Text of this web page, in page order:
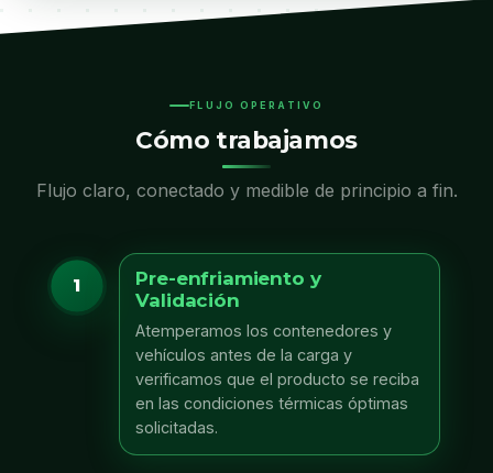
FLUJO OPERATIVO
Cómo trabajamos
Flujo claro, conectado y medible de principio a fin.
1
Pre-enfriamiento y
Validación
Atemperamos los contenedores y
vehículos antes de la carga y
verificamos que el producto se reciba
en las condiciones térmicas óptimas
solicitadas.